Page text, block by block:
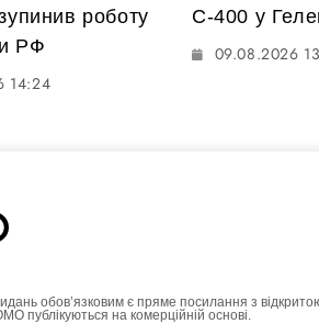
роботу
РФ
14:24
С-400 у
09.08.2026
обовʼязковим є пряме посилання з
публікуються на комерційній основі.